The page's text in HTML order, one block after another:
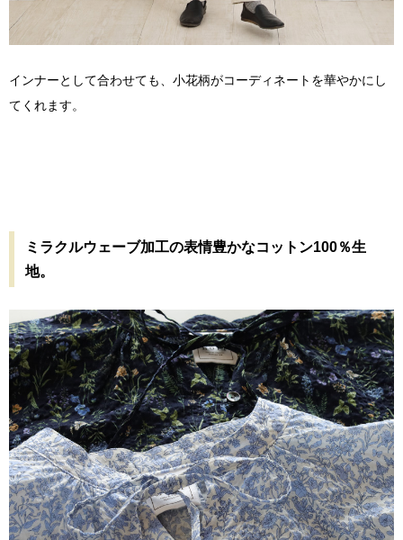
インナーとして合わせても、小花柄がコーディネートを華やかにし
てくれます。
ミラクルウェーブ加工の表情豊かなコットン100％生
地。